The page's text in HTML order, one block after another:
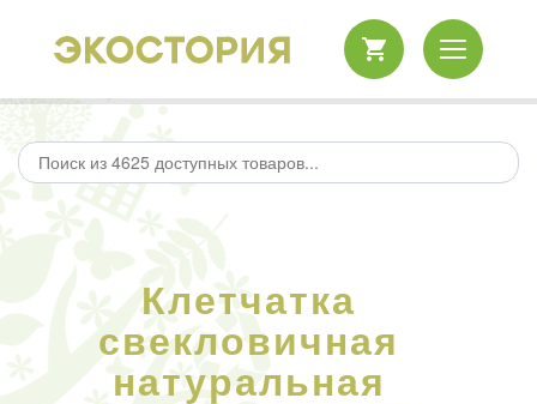
Клетчатка
свекловичная
натуральная